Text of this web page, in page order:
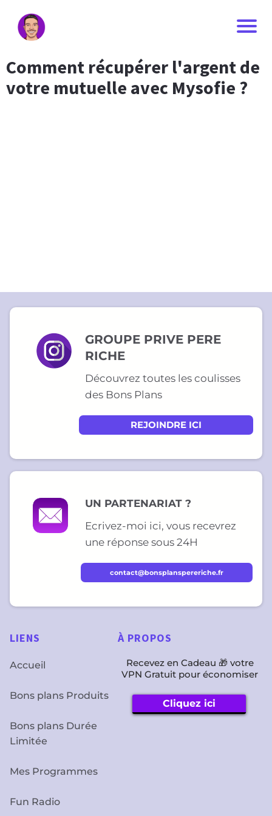
Comment récupérer l'argent de
votre mutuelle avec Mysofie ?
GROUPE PRIVE PERE
RICHE
Découvrez toutes les coulisses
des Bons Plans
REJOINDRE ICI
UN PARTENARIAT ?
Ecrivez-moi ici, vous recevrez
une réponse sous 24H
contact@bonsplanspereriche.fr
LIENS
Accueil
Bons plans Produits
Bons plans Durée
Limitée
Mes Programmes
Fun Radio
À PROPOS
Recevez en Cadeau 🎁 votre
VPN Gratuit pour économiser
Cliquez ici